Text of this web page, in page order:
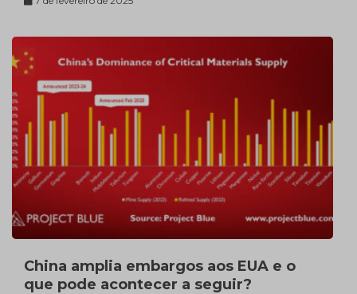
China amplia embargos aos EUA e o
que pode acontecer a seguir?